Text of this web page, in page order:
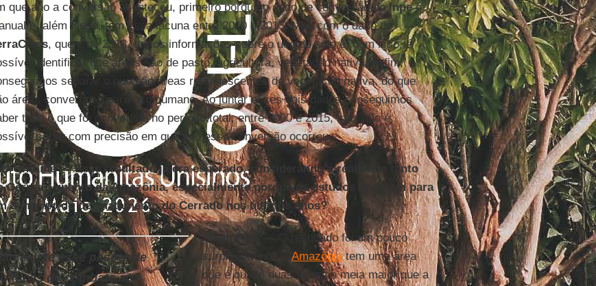
que ano a conversão aconteceu, primeiro porque o dado de conversão doInpeé
e, além disso, tem essa lacuna entre 2010 e 2013. Mas com o dado do
, que é de 2013, temos informações sobre o uso do solo e, com isso, é
identificar que áreas são de pasto, agricultura, vegetação nativa, enfim,
separar o que são áreas remanescentes de vegetação nativa, do que
áreas convertidas para uso humano. Ao juntar esses dois dados conseguimos
tudo o que foi convertido no período total, entre 2000 e 2015, mas não é
saber com precisão em que ano essa conversão ocorreu.
On-Line — Esse resultado já era esperado, considerando a realidade tanto
Cerrado quanto da Amazônia, especialmente porque os estudos apontam para
aumento do desmatamento do Cerrado nos últimos anos?
existe esse pacote de
de combate ao
Tiago Reis —
O resultado foi um pouco
surpreendente. A Amazôniatem uma área
que é quase duas vezes e meia maior que a